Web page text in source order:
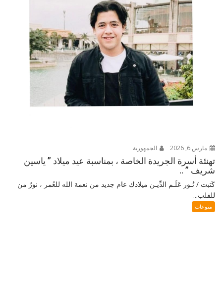
مارس 6, 2026 الجمهورية
تهنئة أسرة الجريدة الخاصة ، بمناسبة عيد ميلاد ” ياسين
شريف ” ..
كَتبت / نُـور عَلَـم الدِّيـن ميلادك عام جديد من نعمة الله للعُمر ، نورٌ من
للقلب...
منوعات